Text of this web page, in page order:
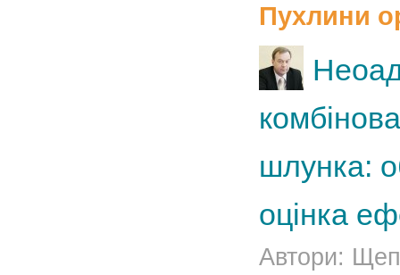
Пухлини
шлунка:
оцінка
Автори: